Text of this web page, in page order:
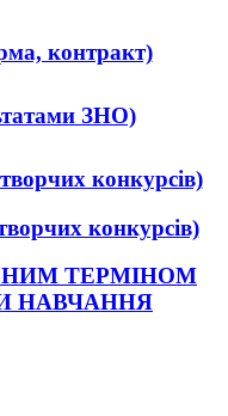
контракт)
ЗНО)
конкурсів)
конкурсів)
ТЕРМІНОМ
НАВЧАННЯ